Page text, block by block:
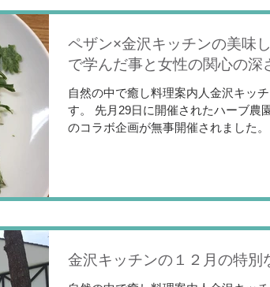
ペザン×金沢キッチンの美味し
で学んだ事と女性の関心の深
自然の中で癒し料理案内人金沢キッチ
す。 先月29日に開催されたハーブ農
のコラボ企画が無事開催されました。
金沢キッチンの１２月の特別